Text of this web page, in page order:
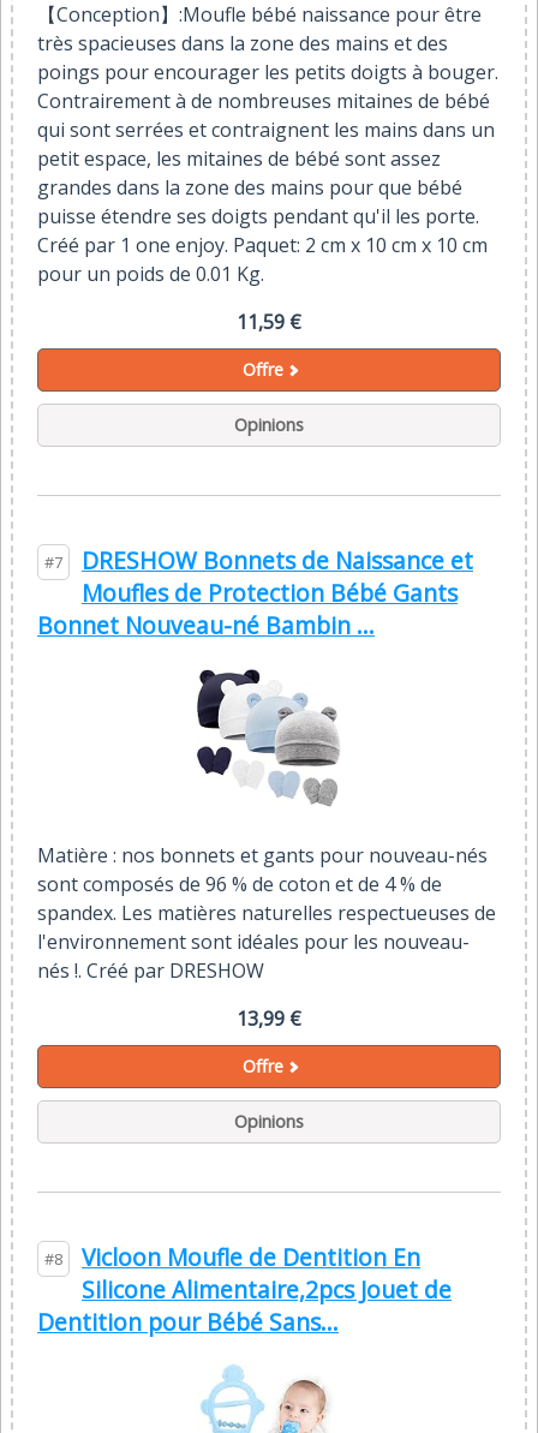
【Conception】:Moufle bébé naissance pour être
très spacieuses dans la zone des mains et des
poings pour encourager les petits doigts à bouger.
Contrairement à de nombreuses mitaines de bébé
qui sont serrées et contraignent les mains dans un
petit espace, les mitaines de bébé sont assez
grandes dans la zone des mains pour que bébé
puisse étendre ses doigts pendant qu'il les porte.
Créé par 1 one enjoy. Paquet: 2 cm x 10 cm x 10 cm
pour un poids de 0.01 Kg.
11,59 €
Offre
Opinions
#7
DRESHOW Bonnets de Naissance et
Moufles de Protection Bébé Gants
Bonnet Nouveau-né Bambin ...
Matière : nos bonnets et gants pour nouveau-nés
sont composés de 96 % de coton et de 4 % de
spandex. Les matières naturelles respectueuses de
l'environnement sont idéales pour les nouveau-
nés !. Créé par DRESHOW
13,99 €
Offre
Opinions
#8
Vicloon Moufle de Dentition En
Silicone Alimentaire,2pcs Jouet de
Dentition pour Bébé Sans...